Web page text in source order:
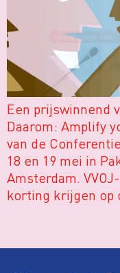
Een prijswinnend
Daarom: Amplify
van de
18 en 19 mei in
Amsterdam.
korting krijgen op